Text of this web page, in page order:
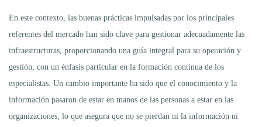
En este contexto, las buenas prácticas impulsadas por los principales
referentes del mercado han sido clave para gestionar adecuadamente las
infraestructuras, proporcionando una guía integral para su operación y
gestión, con un énfasis particular en la formación continua de los
especialistas. Un cambio importante ha sido que el conocimiento y la
información pasaron de estar en manos de las personas a estar en las
organizaciones, lo que asegura que no se pierdan ni la información ni